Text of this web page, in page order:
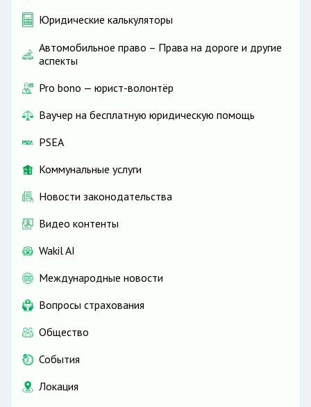
Юридические калькуляторы
Автомобильное право – Права на дороге и другие
аспекты
Pro bono — юрист-волонтёр
Ваучер на бесплатную юридическую помощь
PSEA
Коммунальные услуги
Новости законодательства
Видео контенты
Wakil AI
Международные новости
Вопросы страхования
Общество
События
Локация